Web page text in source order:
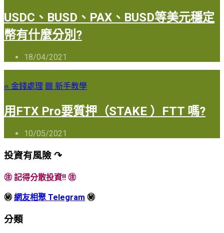
USDC、BUSD、PAX、BUSD等美元穩定
幣有什麼分別?
18/04/2021
⍝ 金錢處理 ▩ 新手教學
用FTX Pro要質押（STAKE ）FTT 嗎?
10/05/2021
投資有風險 ↷
㊟ 記得分散投資!! ㊟
㊙ 網友相聚 Telegram ㊙
分類